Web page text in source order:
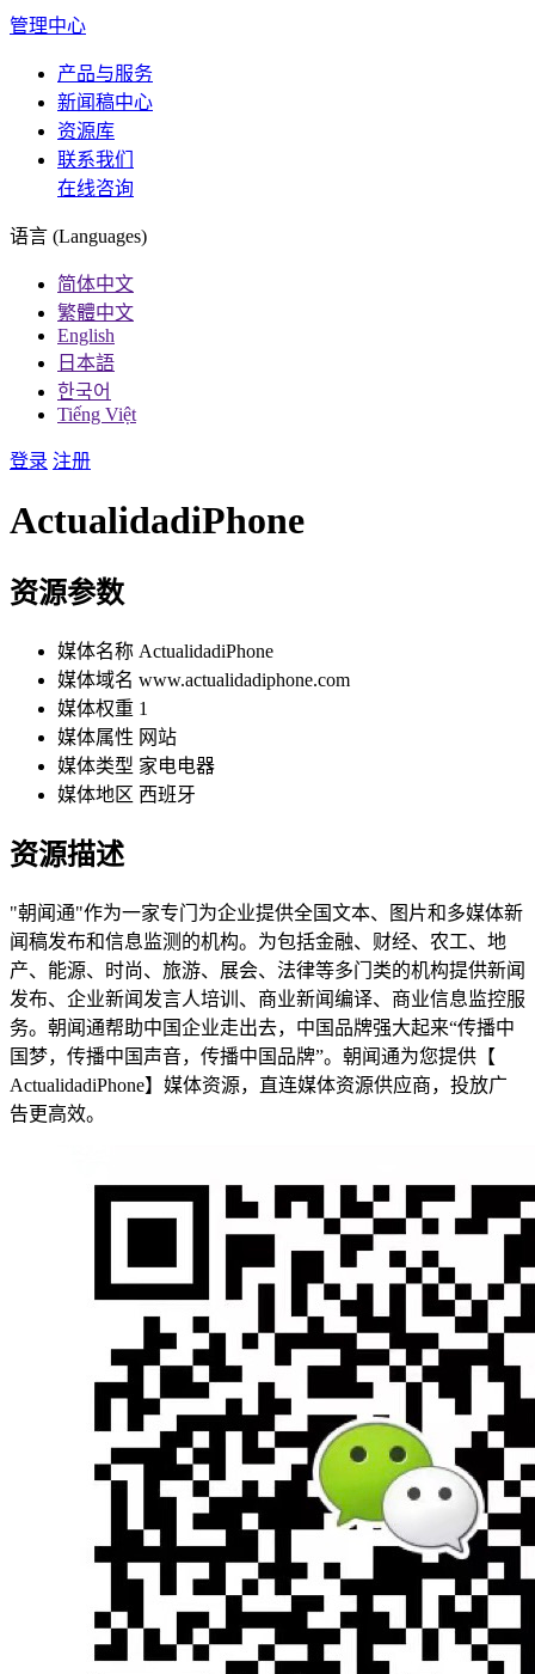
管理中心
产品与服务
新闻稿中心
资源库
联系我们
在线咨询
语言 (Languages)
简体中文
繁體中文
English
日本語
한국어
Tiếng Việt
登录 注册
ActualidadiPhone
资源参数
媒体名称 ActualidadiPhone
媒体域名 www.actualidadiphone.com
媒体权重 1
媒体属性 网站
媒体类型 家电电器
媒体地区 西班牙
资源描述
"朝闻通"作为一家专门为企业提供全国文本、图片和多媒体新
闻稿发布和信息监测的机构。为包括金融、财经、农工、地
产、能源、时尚、旅游、展会、法律等多门类的机构提供新闻
发布、企业新闻发言人培训、商业新闻编译、商业信息监控服
务。朝闻通帮助中国企业走出去，中国品牌强大起来“传播中
国梦，传播中国声音，传播中国品牌”。朝闻通为您提供【
ActualidadiPhone】媒体资源，直连媒体资源供应商，投放广
告更高效。